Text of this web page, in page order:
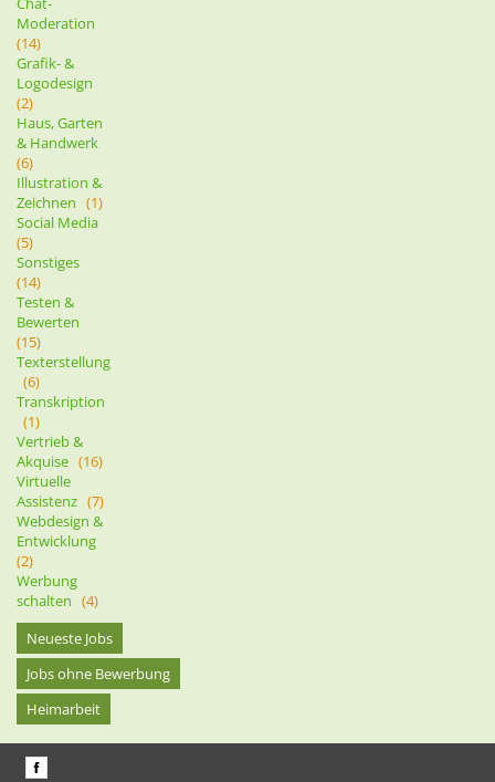
Moderation
(14)
Grafik- &
Logodesign
(2)
Haus, Garten
& Handwerk
(6)
Illustration &
Zeichnen (1)
Social Media
(5)
Sonstiges
(14)
Testen &
Bewerten
(15)
Texterstellung
(6)
Transkription
(1)
Vertrieb &
Akquise (16)
Virtuelle
Assistenz (7)
Webdesign &
Entwicklung
(2)
Werbung
schalten (4)
Neueste Jobs
Jobs ohne Bewerbung
Heimarbeit